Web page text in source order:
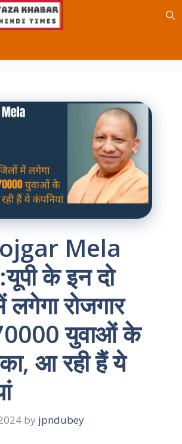
Mela
के इन दो
लगेगा रोजगार
युवाओं के
आ रही हैं ये
by jpndubey